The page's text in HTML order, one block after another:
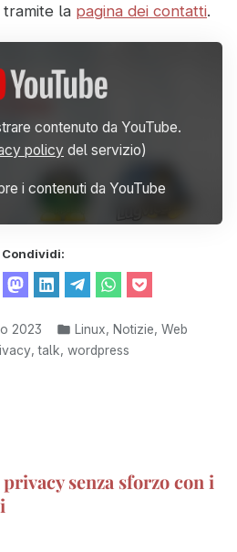
la pagina dei contatti.
contenuto da YouTube.
policy del servizio)
i contenuti da YouTube
Condividi:
Share
on
M
a
t
o
d
o
Share
on
L
i
k
e
d
Share
on
e
e
g
r
Share
on
W
h
t
s
A
Share
on
P
o
k
e
2023
Pubblicato
in:
Linux Notizie Web
,talk wordpress
senza sforzo con i